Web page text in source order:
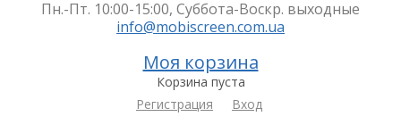
Пн.-Пт. 10:00-15:00, Суббота-Воскр. выходные
info@mobiscreen.com.ua
Моя корзина
Корзина пуста
Регистрация
Вход